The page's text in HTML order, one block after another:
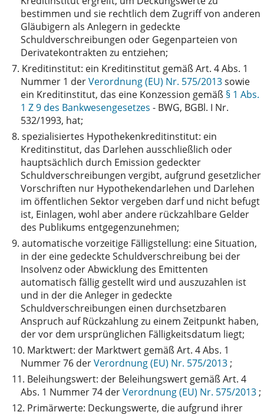
bestimmen und sie rechtlich dem Zugriff von anderen
Gläubigern als Anlegern in gedeckte
Schuldverschreibungen oder Gegenparteien von
Derivatekontrakten zu entziehen;
7. Kreditinstitut: ein Kreditinstitut gemäß Art. 4 Abs. 1
Nummer 1 derVerordnung (EU) Nr. 575/2013sowie
ein Kreditinstitut, das eine Konzession gemäß § 1 Abs.
1 Z 9 des Bankwesengesetzes - BWG, BGBl. I Nr.
532/1993, hat;
8. spezialisiertes Hypothekenkreditinstitut: ein
Kreditinstitut, das Darlehen ausschließlich oder
hauptsächlich durch Emission gedeckter
Schuldverschreibungen vergibt, aufgrund gesetzlicher
Vorschriften nur Hypothekendarlehen und Darlehen
im öffentlichen Sektor vergeben darf und nicht befugt
ist, Einlagen, wohl aber andere rückzahlbare Gelder
des Publikums entgegenzunehmen;
9. automatische vorzeitige Fälligstellung: eine Situation,
in der eine gedeckte Schuldverschreibung bei der
Insolvenz oder Abwicklung des Emittenten
automatisch fällig gestellt wird und auszuzahlen ist
und in der die Anleger in gedeckte
Schuldverschreibungen einen durchsetzbaren
Anspruch auf Rückzahlung zu einem Zeitpunkt haben‚
der vor dem ursprünglichen Fälligkeitsdatum liegt;
10. Marktwert: der Marktwert gemäß Art. 4 Abs. 1
Nummer 76 derVerordnung (EU) Nr. 575/2013;
11. Beleihungswert: der Beleihungswert gemäß Art. 4
Abs. 1 Nummer 74 derVerordnung (EU) Nr. 575/2013;
12. Primärwerte: Deckungswerte, die aufgrund ihrer